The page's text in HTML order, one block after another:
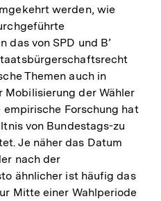
werden, wie
von SPD und B’
Themen auch in
der Wähler
Forschung hat
von Bundestags-zu
Je näher das Datum
nach der
ähnlicher ist häufig das
Mitte einer Wahlperiode